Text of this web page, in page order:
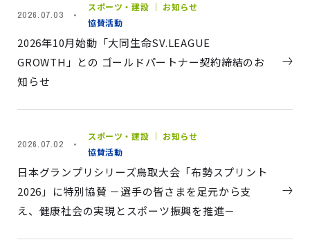
2026.07.03
スポーツ・建設 ｜ お知らせ
協賛活動
2026年10月始動「大同生命SV.LEAGUE
GROWTH」との ゴールドパートナー契約締結のお
知らせ
2026.07.02
スポーツ・建設 ｜ お知らせ
協賛活動
日本グランプリシリーズ鳥取大会「布勢スプリント
2026」に特別協賛 －選手の皆さまを足元から支
え、健康社会の実現とスポーツ振興を推進－